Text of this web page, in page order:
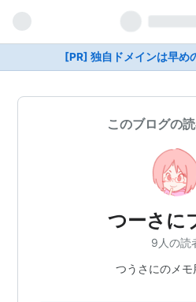
[PR] 独自ドメインは早め
このブログの
つーさに
9人の読
つうさにのメモ